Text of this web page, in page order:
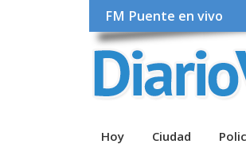
FM Puente en vivo
Hoy Ciudad